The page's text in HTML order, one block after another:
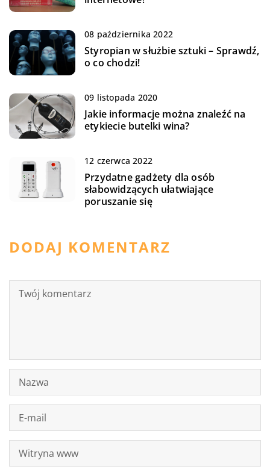
08 października 2022
Styropian w służbie sztuki – Sprawdź,
o co chodzi!
09 listopada 2020
Jakie informacje można znaleźć na
etykiecie butelki wina?
12 czerwca 2022
Przydatne gadżety dla osób
słabowidzących ułatwiające
poruszanie się
DODAJ KOMENTARZ